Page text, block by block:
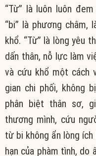
“Từ” là luôn luôn
“bi” là phương châm,
khổ. “Từ” là lòng yêu
dấn thân, nỗ lực làm
và cứu khổ một cách
gian chi phối, không
phân biệt thân sơ,
thương mình, cứu
từ bi không ẩn lòng
hạn của phàm tình, do